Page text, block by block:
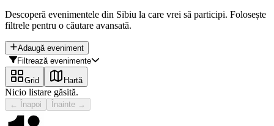
Descoperă evenimentele din Sibiu la care vrei să participi. Folosește
filtrele pentru o căutare avansată.
Adaugă eveniment
Filtrează evenimente
Grid Hartă
Nicio listare găsită.
← Înapoi Înainte →